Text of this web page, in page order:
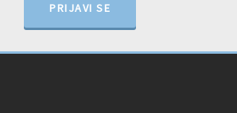
PRIJAVI SE